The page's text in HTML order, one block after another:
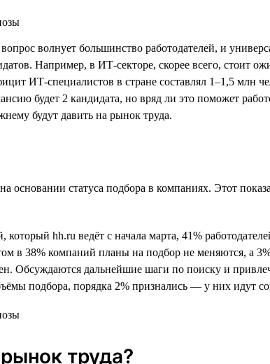
волнует большинство работодателей, и
Например, в ИТ-секторе, скорее всего, стоит
ИТ-специалистов в стране составлял 1–1,5 млн
будет 2 кандидата, но вряд ли это поможет
будут давить на рынок труда.
основании статуса подбора в компаниях. Этот
hh.ru ведёт с начала марта, 41%
в 38% компаний планы на подбор не меняются, а
Обсуждаются дальнейшие шаги по поиску и
подбора, порядка 2% признались — у них идут
труда?